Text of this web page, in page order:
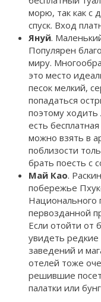
морю, так как с
спуск. Вход
Януй.
Популярен
миру.
это место
песок мелкий,
попадаться
поэтому
есть
можно взять в
поблизости
брать поесть с
Май Као.
побережье
Национального
первозданной
Если отойти от
увидеть
заведений и
отелей тоже
решившие
палатки или